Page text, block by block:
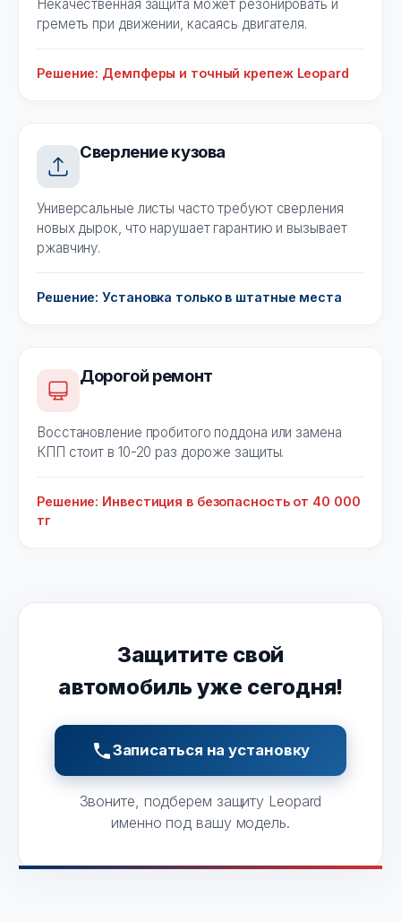
Некачественная защита может резонировать и
греметь при движении, касаясь двигателя.
Решение: Демпферы и точный крепеж Leopard
Сверление кузова
Универсальные листы часто требуют сверления
новых дырок, что нарушает гарантию и вызывает
ржавчину.
Решение: Установка только в штатные места
Дорогой ремонт
Восстановление пробитого поддона или замена
КПП стоит в 10-20 раз дороже защиты.
Решение: Инвестиция в безопасность от 40 000
тг
Защитите свой
автомобиль уже сегодня!
Записаться на установку
Звоните, подберем защиту Leopard
именно под вашу модель.